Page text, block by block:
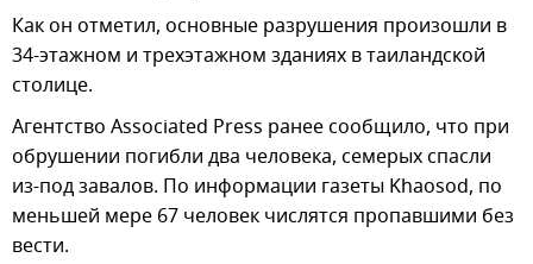
Как он отметил, основные разрушения произошли в
34-этажном и трехэтажном зданиях в таиландской
столице.
Агентство Associated Press ранее сообщило, что при
обрушении погибли два человека, семерых спасли
из-под завалов. По информации газеты Khaosod, по
меньшей мере 67 человек числятся пропавшими без
вести.